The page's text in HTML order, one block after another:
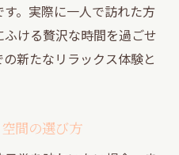
。実際に一人で訪れた方
ける贅沢な時間を過ごせ
新たなリラックス体験と
間の選び方